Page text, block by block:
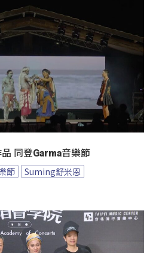
同登Garma音樂節
節
Suming舒米恩